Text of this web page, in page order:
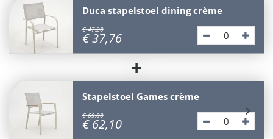
Duca stapelstoel dining crème
€ 47,20
€ 37,76
+
Stapelstoel Games crème
€ 69,00
€ 62,10